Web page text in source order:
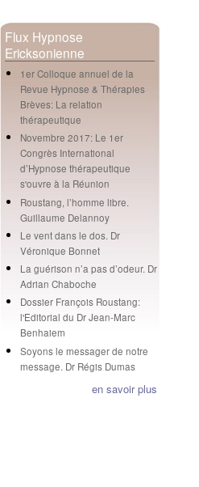
Flux Hypnose
Ericksonienne
1er Colloque annuel de la
Revue Hypnose & Thérapies
Brèves: La relation
thérapeutique
Novembre 2017: Le 1er
Congrès International
d’Hypnose thérapeutique
s'ouvre à la Réunion
Roustang, l’homme libre.
Guillaume Delannoy
Le vent dans le dos. Dr
Véronique Bonnet
La guérison n’a pas d’odeur. Dr
Adrian Chaboche
Dossier François Roustang:
l'Editorial du Dr Jean-Marc
Benhaiem
Soyons le messager de notre
message. Dr Régis Dumas
en savoir plus